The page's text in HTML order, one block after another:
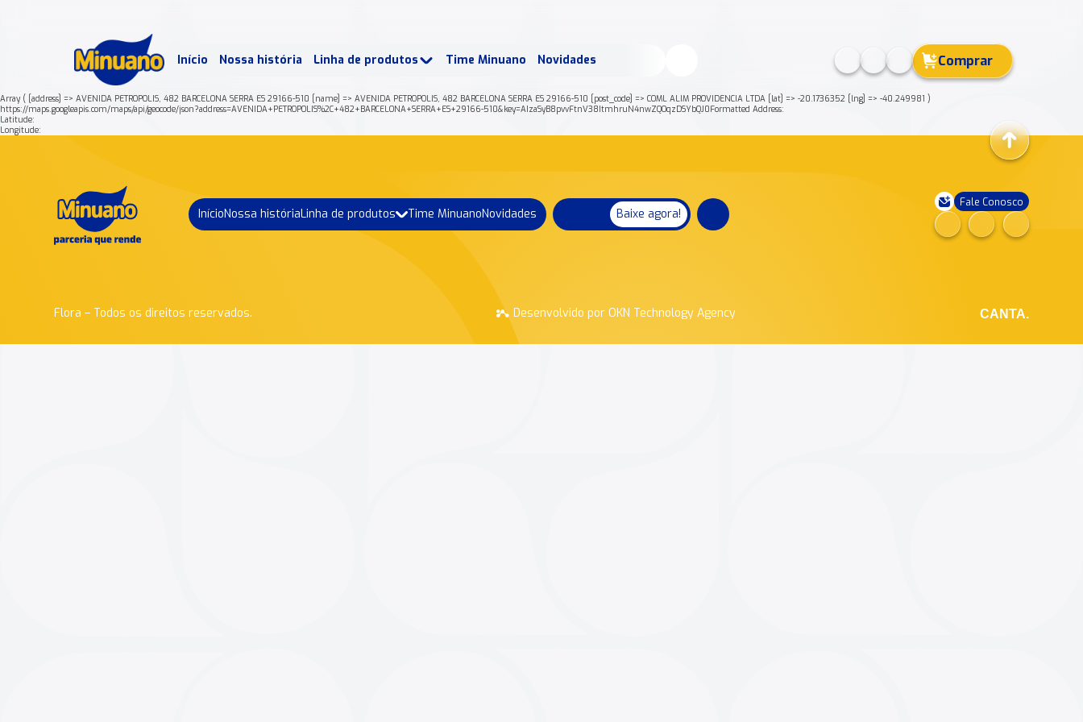
Início Nossa história Linha de produtos Time Minuano Novidades Comprar
Array ( [address] => AVENIDA PETROPOLIS, 482 BARCELONA SERRA ES 29166-510 [name] => AVENIDA PETROPOLIS, 482 BARCELONA SERRA ES 29166-510 [post_code] => COML ALIM PROVIDENCIA LTDA [lat] => -20.1736352 [lng] => -40.249981 )
https://maps.googleapis.com/maps/api/geocode/json?address=AVENIDA+PETROPOLIS%2C+482+BARCELONA+SERRA+ES+29166-510&key=AIzaSyB8pvvFtnV38ItmhruN4nwZQOqzDSYbQJ0Formatted Address:
Latitude:
Longitude:
InícioNossa históriaLinha de produtos Time MinuanoNovidades Baixe agora!
Fale Conosco
Flora – Todos os direitos reservados. Desenvolvido por OKN Technology Agency CANTA.